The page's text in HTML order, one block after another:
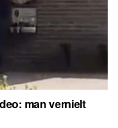
man vernielt